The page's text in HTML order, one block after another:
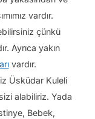
vardır.
çünkü
Ayrıca yakın
vardır.
Üsküdar Kuleli
alabiliriz. Yada
Bebek,